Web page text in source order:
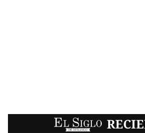
EL SIGLO